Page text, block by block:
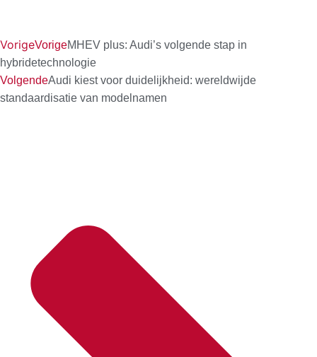
VorigeVorigeMHEV plus: Audi’s volgende stap in
hybridetechnologie
VolgendeAudi kiest voor duidelijkheid: wereldwijde
standaardisatie van modelnamen